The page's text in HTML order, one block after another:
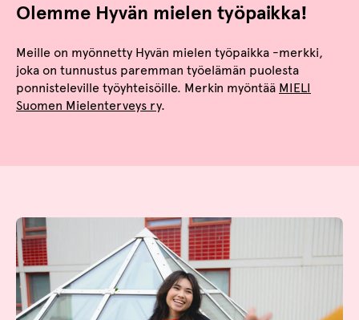
Olemme Hyvän mielen työpaikka!
Meille on myönnetty Hyvän mielen työpaikka -merkki,
joka on tunnustus paremman työelämän puolesta
ponnisteleville työyhteisöille. Merkin myöntää MIELI
Suomen Mielenterveys ry.